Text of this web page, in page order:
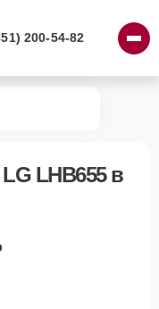
200-54-82
LHB655в